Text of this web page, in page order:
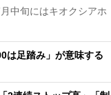
中旬にはキオクシアホ
は足踏み」が意味する